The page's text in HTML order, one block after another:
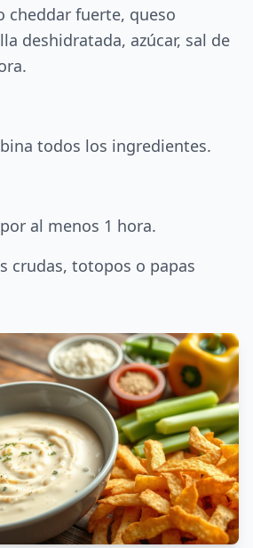
cheddar fuerte, queso
deshidratada, azúcar, sal de
todos los ingredientes.
al menos 1 hora.
crudas, totopos o papas